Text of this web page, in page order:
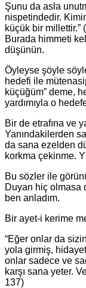
Şunu da asla
nispetindedir.
küçük bir
Burada himmeti
düşünün.
Öyleyse şöyle
hedefi ile
küçüğüm” deme,
yardımıyla o
Bir de etrafına ve
Yanındakilerden
da sana ezelden
korkma çekinme.
Bu sözler ile
Duyan hiç olmasa
ben anladım.
Bir ayet-i kerime
“Eğer onlar da
yola girmiş,
onlar sadece ve
karşı sana yeter.
137)